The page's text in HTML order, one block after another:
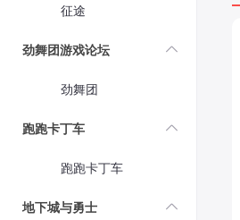
征途
劲舞团游戏论坛
劲舞团
跑跑卡丁车
跑跑卡丁车
地下城与勇士